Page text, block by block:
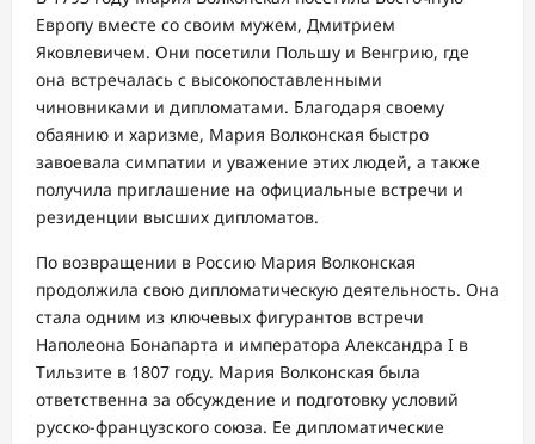
Европу вместе со своим мужем, Дмитрием
Яковлевичем. Они посетили Польшу и Венгрию, где
она встречалась с высокопоставленными
чиновниками и дипломатами. Благодаря своему
обаянию и харизме, Мария Волконская быстро
завоевала симпатии и уважение этих людей, а также
получила приглашение на официальные встречи и
резиденции высших дипломатов.
По возвращении в Россию Мария Волконская
продолжила свою дипломатическую деятельность. Она
стала одним из ключевых фигурантов встречи
Наполеона Бонапарта и императора Александра I в
Тильзите в 1807 году. Мария Волконская была
ответственна за обсуждение и подготовку условий
русско-французского союза. Ее дипломатические